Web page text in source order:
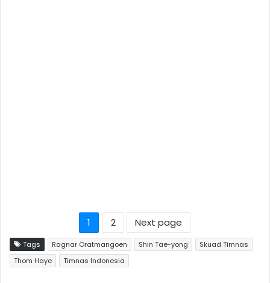
1 2 Next page
Tags Ragnar Oratmangoen Shin Tae-yong
Skuad Timnas
Thom Haye
Timnas Indonesia